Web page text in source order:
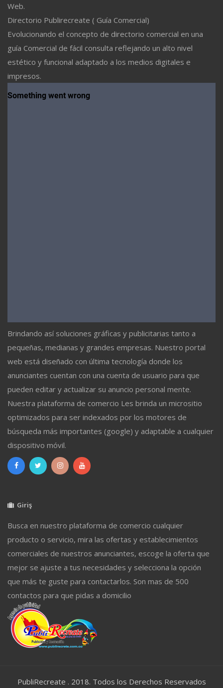
Web.
Directorio Publirecreate ( Guía Comercial)
Evolucionando el concepto de directorio comercial en una
guía Comercial de fácil consulta reflejando un alto nivel
estético y funcional adaptado a los medios digitales e
impresos.
Brindando así soluciones gráficas y publicitarias tanto a
pequeñas, medianas y grandes empresas. Nuestro portal
web está diseñado con última tecnología donde los
anunciantes cuentan con una cuenta de usuario para que
pueden editar y actualizar su anuncio personal mente.
Nuestra plataforma de comercio Les brinda un micrositio
optimizados para ser indexados por los motores de
búsqueda más importantes (google) y adaptable a cualquier
dispositivo móvil.
Giriş
Busca en nuestro plataforma de comercio cualquier
producto o servicio, mira las ofertas y establecimientos
comerciales de nuestros anunciantes, escoge la oferta que
mejor se ajuste a tus necesidades y selecciona la opción
que más te guste para contactarlos. Son mas de 500
contactos para que pidas a domicilio
PubliRecreate . 2018. Todos los Derechos Reservados